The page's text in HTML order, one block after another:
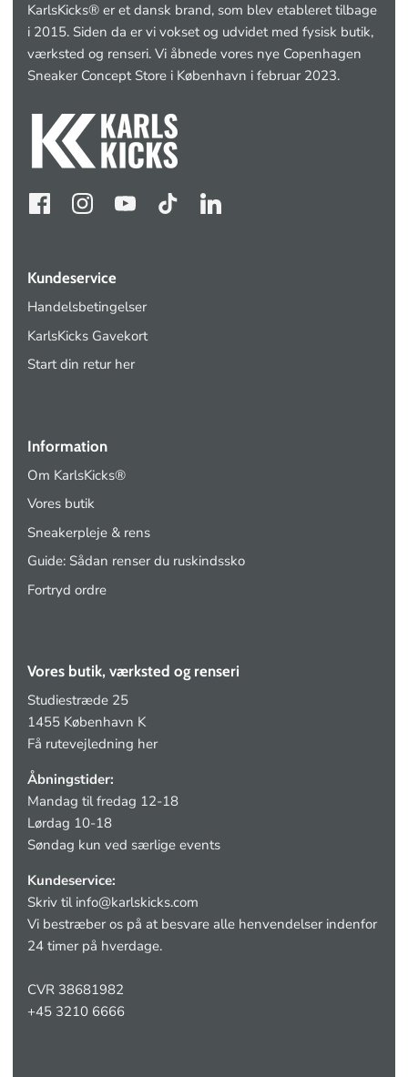
KarlsKicks® er et dansk brand, som blev etableret tilbage
i 2015. Siden da er vi vokset og udvidet med fysisk butik,
værksted og renseri. Vi åbnede vores nye Copenhagen
Sneaker Concept Store i København i februar 2023.
Kundeservice
Handelsbetingelser
KarlsKicks Gavekort
Start din retur her
Information
Om KarlsKicks®
Vores butik
Sneakerpleje & rens
Guide: Sådan renser du ruskindssko
Fortryd ordre
Vores butik, værksted og renseri
Studiestræde 25
1455 København K
Få rutevejledning her
Åbningstider:
Mandag til fredag 12-18
Lørdag 10-18
Søndag kun ved særlige events
Kundeservice:
Skriv til info@karlskicks.com
Vi bestræber os på at besvare alle henvendelser indenfor
24 timer på hverdage.
CVR 38681982
+45 3210 6666